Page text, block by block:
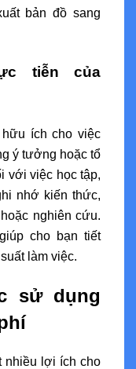
bản đồ sang
tiễn của
ích cho việc
ý tưởng hoặc tổ
với việc học tập,
nhớ kiến thức,
nghiên cứu.
cho bạn tiết
làm việc.
sử dụng
nhiều lợi ích cho